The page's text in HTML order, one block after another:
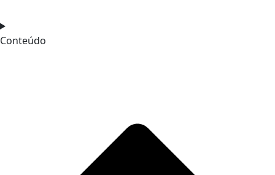
Conteúdo